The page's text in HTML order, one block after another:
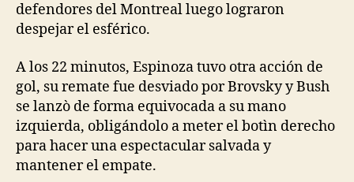
defendores del Montreal luego lograron
despejar el esférico.
A los 22 minutos, Espinoza tuvo otra acción de
gol, su remate fue desviado por Brovsky y Bush
se lanzò de forma equivocada a su mano
izquierda, obligándolo a meter el botìn derecho
para hacer una espectacular salvada y
mantener el empate.